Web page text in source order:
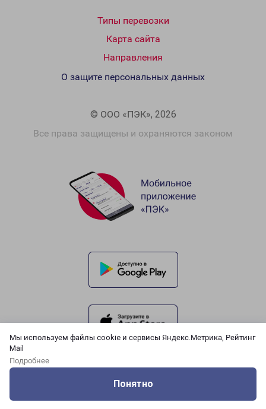
Мы используем файлы cookie и сервисы Яндекс.Метрика, Рейтинг
Mail
Подробнее
Понятно
Типы перевозки
Карта сайта
Направления
© ООО «ПЭК», 2026
Все права защищены и охраняются законом
О защите персональных данных